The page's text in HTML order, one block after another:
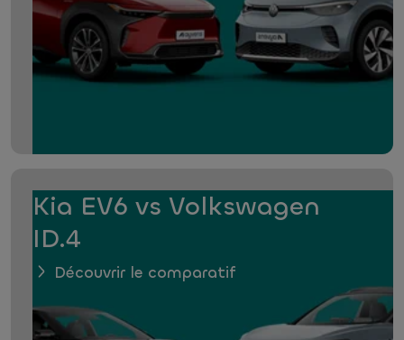
Kia EV6 vs Volkswagen
ID.4
Découvrir le comparatif